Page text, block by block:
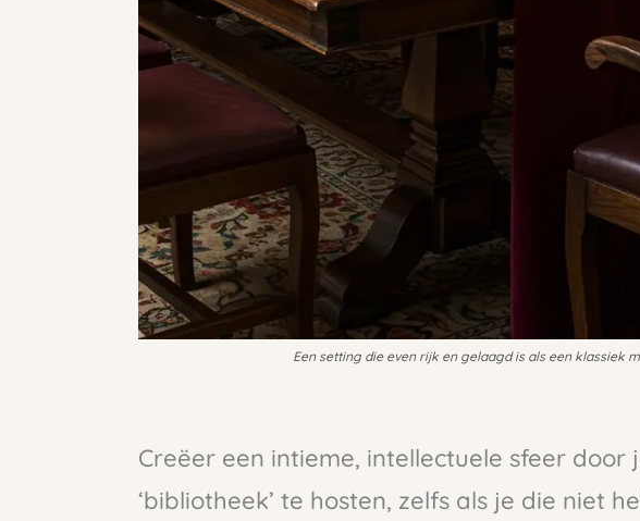
Een setting die even rijk en gelaagd is als een klassiek
Creëer een intieme, intellectuele sfeer door
‘bibliotheek’ te hosten, zelfs als je die niet